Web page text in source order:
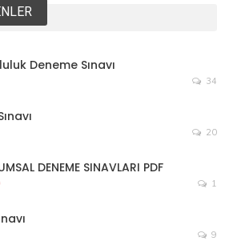
Deneme Sınavı
34
20
DENEME SINAVLARI PDF
1
9